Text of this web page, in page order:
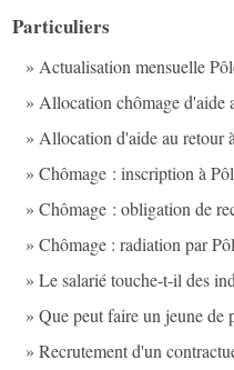
Particuliers
Actualisation mensuelle
Allocation chômage d'aide
Allocation d'aide au retour
Chômage : inscription à
Chômage : obligation de
Chômage : radiation par
Le salarié touche-t-il des
Que peut faire un jeune de
Recrutement d'un